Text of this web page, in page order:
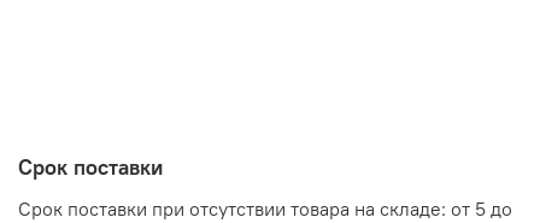
Срок поставки
Срок поставки при отсутствии товара на складе: от 5 до